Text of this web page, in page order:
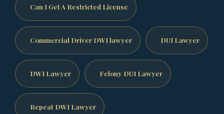
Can I Get A Restricted License
Commercial Driver DWI lawyer DUI Lawyer
DWI Lawyer Felony DUI Lawyer
Repeat DWI Lawyer